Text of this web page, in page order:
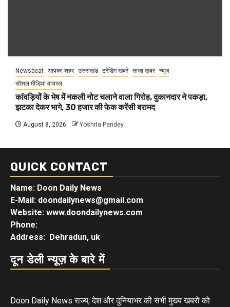
Newsbeat आपका शहर उत्तराखंड ट्रेंडिंग खबरें ताज़ा ख़बर न्यूज़
सोशल मीडिया वायरल
कांवड़ियों के भेष में नकली नोट चलाने वाला गिरोह, दुकानदार ने पकड़ा,
झटका देकर भागे, 30 हजार की फेक करेंसी बरामद
August 8, 2026 Yoshita Pandey
QUICK CONTACT
Name: Doon Daily News
E-Mail: doondailynews@gmail.com
Website: www.doondailynews.com
Phone:
Address: Dehradun, uk
दून डेली न्यूज़ के बारे में
Doon Daily News राज्य, देश और दुनियाभर की सभी मुख्य खबरों को